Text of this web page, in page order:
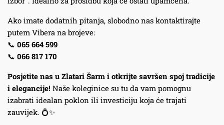
Ako imate dodatnih pitanja, slobodno nas kontaktirajte
putem Vibera na brojeve:
📞 065 664 599
📞 066 817 170
Posjetite nas u Zlatari Šarm i otkrijte savršen spoj tradicije
i elegancije! Naše koleginice su tu da vam pomognu
izabrati idealan poklon ili investiciju koja će trajati
zauvijek. 💍✨